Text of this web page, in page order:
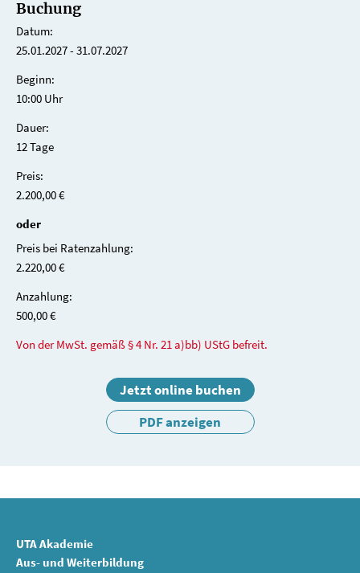
Buchung
Datum:
25.01.2027 - 31.07.2027
Beginn:
10:00 Uhr
Dauer:
12 Tage
Preis:
2.200,00 €
oder
Preis bei Ratenzahlung:
2.220,00 €
Anzahlung:
500,00 €
Von der MwSt. gemäß § 4 Nr. 21 a)bb) UStG befreit.
Jetzt online buchen
PDF anzeigen
UTA Akademie
Aus- und Weiterbildung